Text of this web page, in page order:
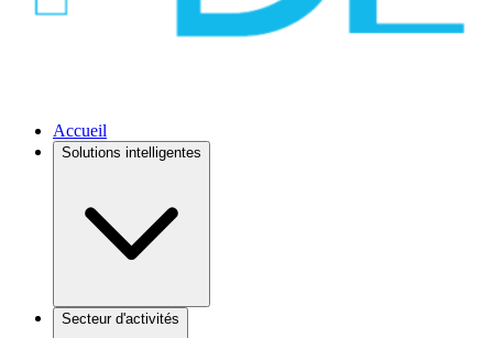
Accueil
Solutions intelligentes
Secteur d'activités